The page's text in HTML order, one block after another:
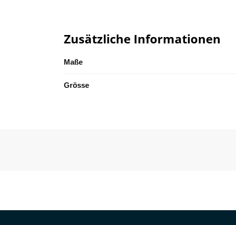
Zusätzliche Informationen
Maße
Grösse